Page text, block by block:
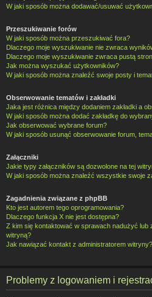
W jaki sposób można dodawać/usuwać
Przeszukiwanie forów
W jaki sposób można przeszukiwać fora?
Dlaczego moje wyszukiwanie nie zwraca
Dlaczego moje wyszukiwanie zwraca pustą
Jak można wyszukać użytkowników?
W jaki sposób można znaleźć swoje posty i
Obserwowanie tematów i zakładki
Jaka jest różnica między dodaniem zakładki a
W jaki sposób można dodać zakładkę do
Jak obserwować wybrane forum?
W jaki sposób usunąć obserwowanie forum,
Załączniki
Jakie typy załączników są dozwolone na tej
W jaki sposób można znaleźć wszystkie swoje
Zagadnienia związane z phpBB
Kto jest autorem tego oprogramowania?
Dlaczego funkcja X nie jest dostępna?
Z kim się kontaktować w sprawach nadużyć lub
witryną?
Jak nawiązać kontakt z administratorem witryny?
Problemy z logowaniem i